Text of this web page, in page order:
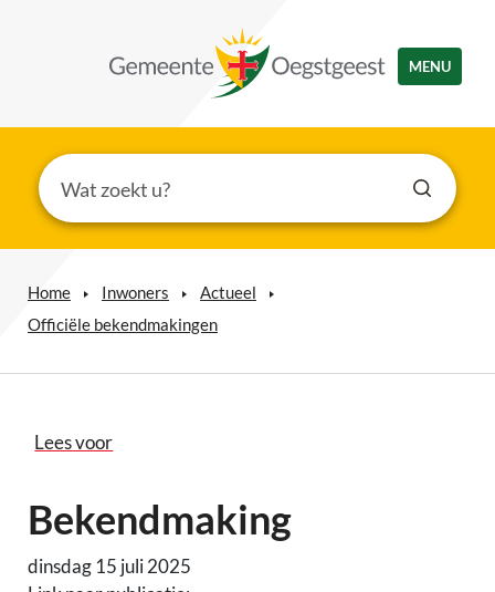
MENU
Home Inwoners
Actueel
Officiële bekendmakingen
Lees voor
Bekendmaking
dinsdag 15 juli 2025